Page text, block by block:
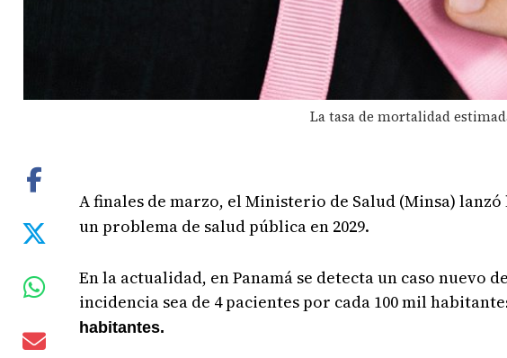
La tasa de mortalidad
A finales de marzo, el Ministerio de Salud (Minsa)
un problema de salud pública en 2029.
En la actualidad, en Panamá se detecta un caso nuevo
incidencia sea de 4 pacientes por cada 100 mil
habitantes.